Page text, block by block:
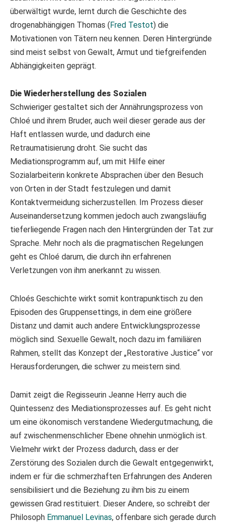
überwältigt wurde, lernt durch die Geschichte des
drogenabhängigen Thomas (Fred Testot) die
Motivationen von Tätern neu kennen. Deren Hintergründe
sind meist selbst von Gewalt, Armut und tiefgreifenden
Abhängigkeiten geprägt.
Die Wiederherstellung des Sozialen
Schwieriger gestaltet sich der Annährungsprozess von
Chloé und ihrem Bruder, auch weil dieser gerade aus der
Haft entlassen wurde, und dadurch eine
Retraumatisierung droht. Sie sucht das
Mediationsprogramm auf, um mit Hilfe einer
Sozialarbeiterin konkrete Absprachen über den Besuch
von Orten in der Stadt festzulegen und damit
Kontaktvermeidung sicherzustellen. Im Prozess dieser
Auseinandersetzung kommen jedoch auch zwangsläufig
tieferliegende Fragen nach den Hintergründen der Tat zur
Sprache. Mehr noch als die pragmatischen Regelungen
geht es Chloé darum, die durch ihn erfahrenen
Verletzungen von ihm anerkannt zu wissen.
Chloés Geschichte wirkt somit kontrapunktisch zu den
Episoden des Gruppensettings, in dem eine größere
Distanz und damit auch andere Entwicklungsprozesse
möglich sind. Sexuelle Gewalt, noch dazu im familiären
Rahmen, stellt das Konzept der „Restorative Justice“ vor
Herausforderungen, die schwer zu meistern sind.
Damit zeigt die Regisseurin Jeanne Herry auch die
Quintessenz des Mediationsprozesses auf. Es geht nicht
um eine ökonomisch verstandene Wiedergutmachung, die
auf zwischenmenschlicher Ebene ohnehin unmöglich ist.
Vielmehr wirkt der Prozess dadurch, dass er der
Zerstörung des Sozialen durch die Gewalt entgegenwirkt,
indem er für die schmerzhaften Erfahrungen des Anderen
sensibilisiert und die Beziehung zu ihm bis zu einem
gewissen Grad restituiert. Dieser Andere, so schreibt der
Philosoph Emmanuel Levinas, offenbare sich gerade durch